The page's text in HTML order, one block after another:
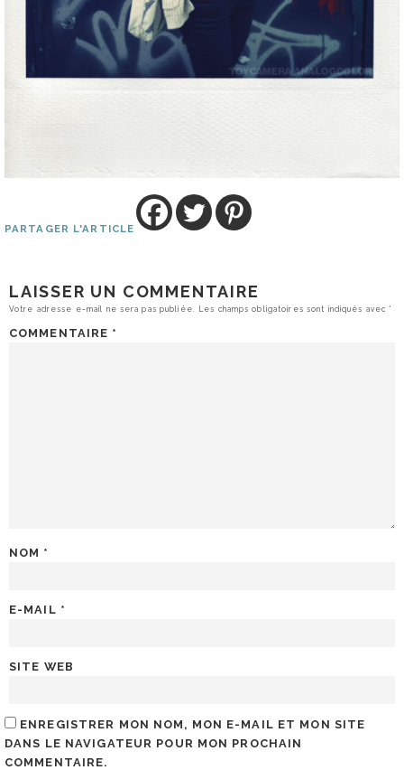
PARTAGER L'ARTICLE
LAISSER UN COMMENTAIRE
Votre adresse e-mail ne sera pas publiée. Les champs obligatoires sont indiqués avec*
COMMENTAIRE *
NOM *
E-MAIL *
SITE WEB
ENREGISTRER MON NOM, MON E-MAIL ET MON SITE
DANS LE NAVIGATEUR POUR MON PROCHAIN
COMMENTAIRE.